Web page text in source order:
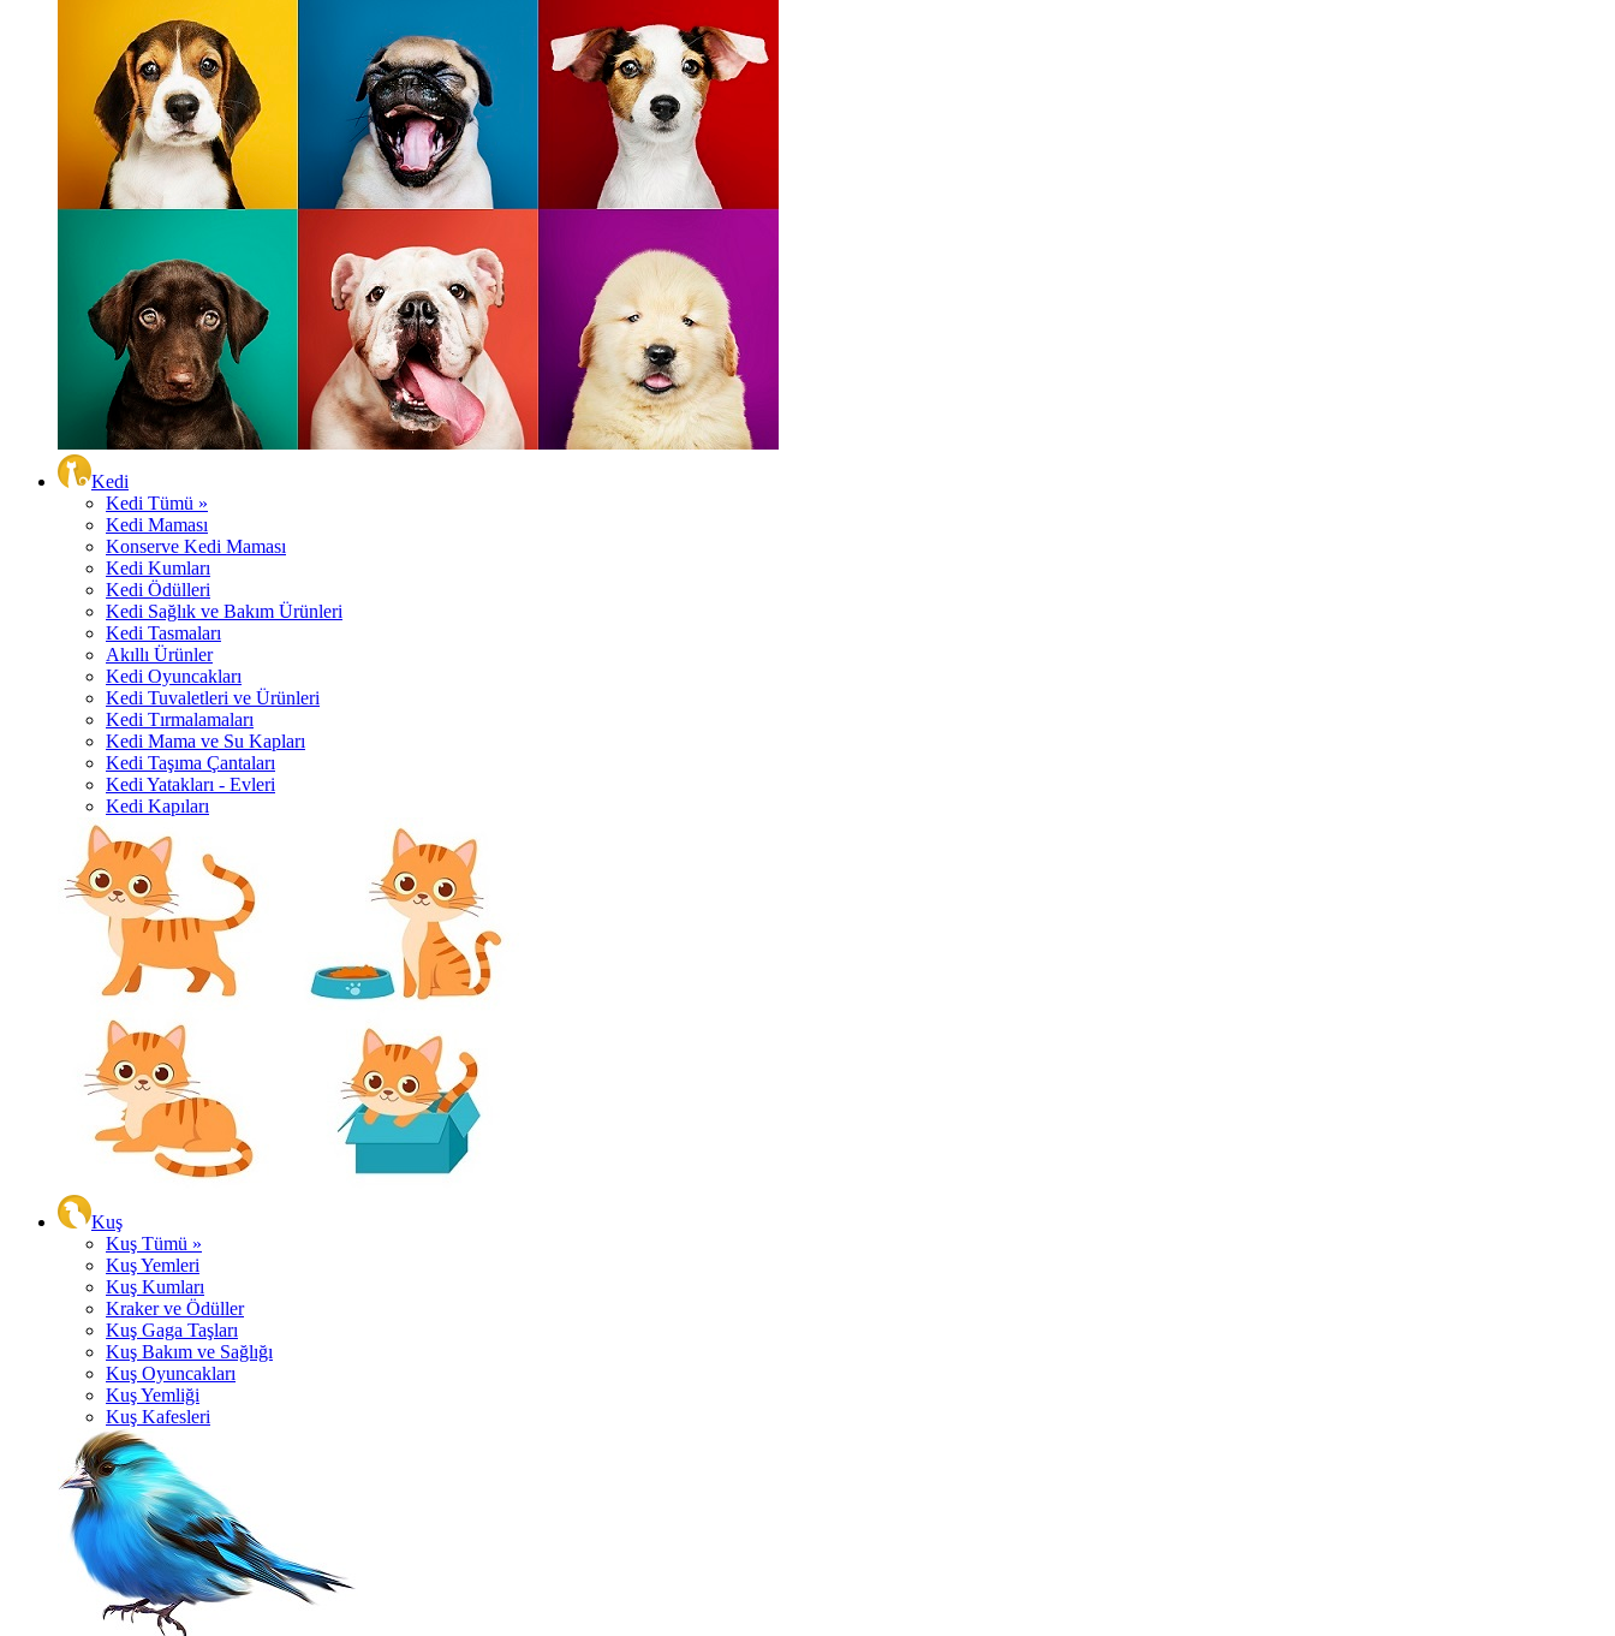
Kedi
Kedi Tümü »
Kedi Maması
Konserve Kedi Maması
Kedi Kumları
Kedi Ödülleri
Kedi Sağlık ve Bakım Ürünleri
Kedi Tasmaları
Akıllı Ürünler
Kedi Oyuncakları
Kedi Tuvaletleri ve Ürünleri
Kedi Tırmalamaları
Kedi Mama ve Su Kapları
Kedi Taşıma Çantaları
Kedi Yatakları - Evleri
Kedi Kapıları
Kuş
Kuş Tümü »
Kuş Yemleri
Kuş Kumları
Kraker ve Ödüller
Kuş Gaga Taşları
Kuş Bakım ve Sağlığı
Kuş Oyuncakları
Kuş Yemliği
Kuş Kafesleri